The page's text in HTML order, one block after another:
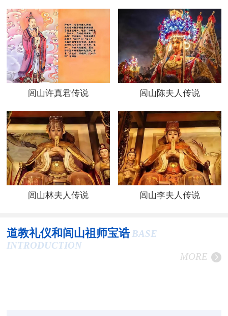
闾山许真君传说 闾山陈夫人传说
闾山林夫人传说 闾山李夫人传说
道教礼仪和闾山祖师宝诰 BASE
INTRODUCTION
MORE